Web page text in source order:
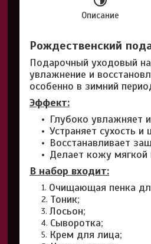
Описание
Рождественский
Подарочный уходовый
увлажнение и
особенно в зимний
Эффект:
Глубоко увлажняет
Устраняет сухость
Восстанавливает
Делает кожу
В набор входит:
Очищающая пенка
Тоник;
Лосьон;
Сыворотка;
Крем для лица;